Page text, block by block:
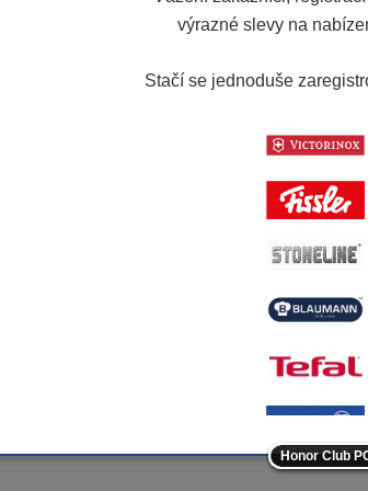
se Vám automaticky přepočítají všechny ceny. Slevy se
výrazné slevy na
Stačí se jednoduše
ostatní
Honor Club